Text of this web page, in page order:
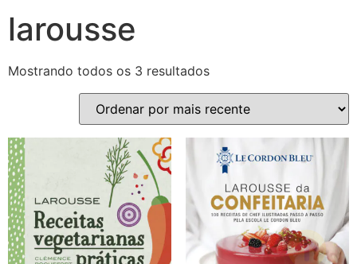
larousse
Mostrando todos os 3 resultados